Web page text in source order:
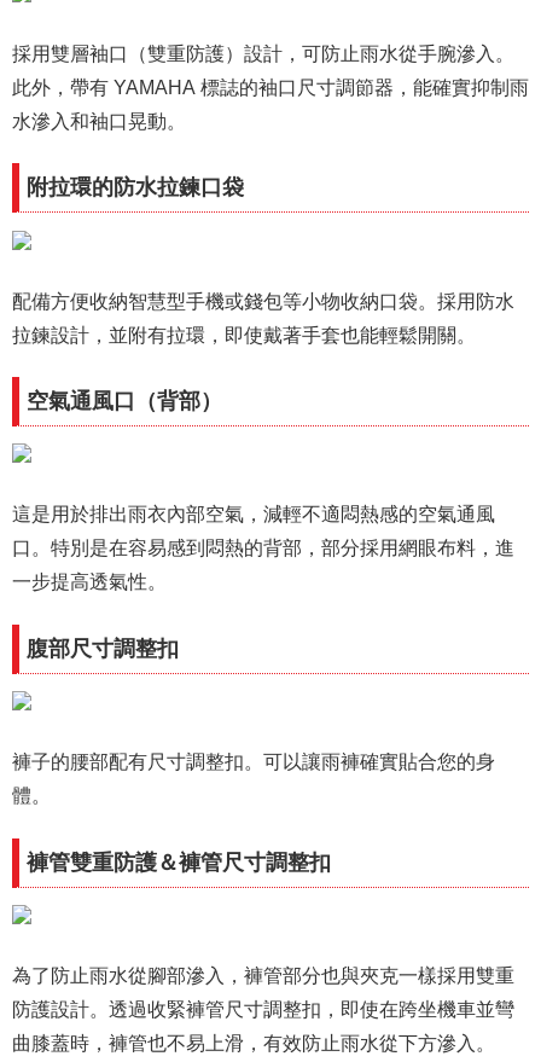
採用雙層袖口（雙重防護）設計，可防止雨水從手腕滲入。
此外，帶有 YAMAHA 標誌的袖口尺寸調節器，能確實抑制雨
水滲入和袖口晃動。
附拉環的防水拉鍊口袋
配備方便收納智慧型手機或錢包等小物收納口袋。採用防水
拉鍊設計，並附有拉環，即使戴著手套也能輕鬆開關。
空氣通風口（背部）
這是用於排出雨衣內部空氣，減輕不適悶熱感的空氣通風
口。特別是在容易感到悶熱的背部，部分採用網眼布料，進
一步提高透氣性。
腹部尺寸調整扣
褲子的腰部配有尺寸調整扣。可以讓雨褲確實貼合您的身
體。
褲管雙重防護＆褲管尺寸調整扣
為了防止雨水從腳部滲入，褲管部分也與夾克一樣採用雙重
防護設計。透過收緊褲管尺寸調整扣，即使在跨坐機車並彎
曲膝蓋時，褲管也不易上滑，有效防止雨水從下方滲入。